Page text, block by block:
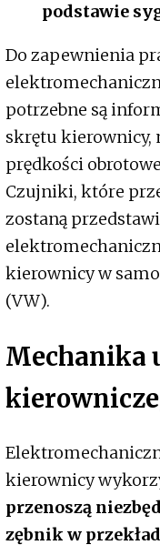
podstawie
Do zapewnienia
potrzebne są
skrętu kierownicy,
prędkości
Czujniki, które
zostaną
kierownicy w
(VW).
Mechanika
kierownicy
przenoszą
zębnik w